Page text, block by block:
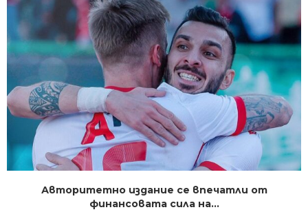
Авторитетно издание се впечатли от
финансовата сила на...